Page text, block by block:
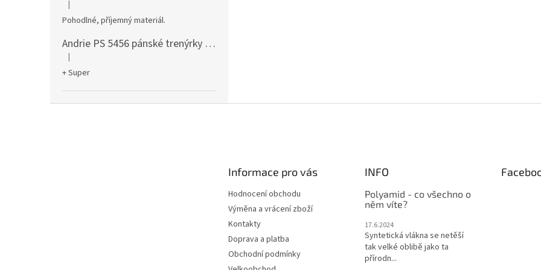
Hodnocení produktu je 5 z 5 hvězdiček.
|
Pohodlné, příjemný materiál.
Andrie PS 5456 pánské trenýrky černé
Hodnocení produktu je 5 z 5 hvězdiček.
|
+ Super
Informace pro vás
Hodnocení obchodu
Výměna a vrácení zboží
Kontakty
Doprava a platba
Obchodní podmínky
INFO
Polyamid - co všechno o
něm víte?
17.6.2024
Syntetická vlákna se netěší
tak velké oblibě jako ta
přírodn...